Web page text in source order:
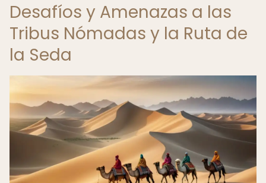
Desafíos y Amenazas a las
Tribus Nómadas y la Ruta de
la Seda